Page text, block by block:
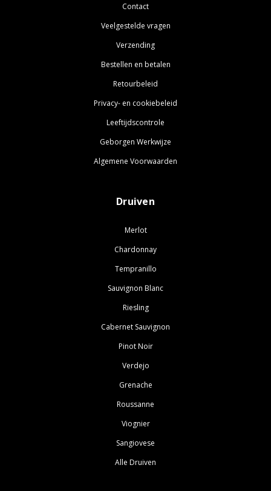
Contact
Veelgestelde vragen
Verzending
Bestellen en betalen
Retourbeleid
Privacy- en cookiebeleid
Leeftijdscontrole
Geborgen Werkwijze
Algemene Voorwaarden
Druiven
Merlot
Chardonnay
Tempranillo
Sauvignon Blanc
Riesling
Cabernet Sauvignon
Pinot Noir
Verdejo
Grenache
Roussanne
Viognier
Sangiovese
Alle Druiven